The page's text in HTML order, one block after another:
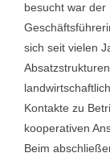
besucht war der
sich seit vielen
Kontakte zu
kooperativen
Beim